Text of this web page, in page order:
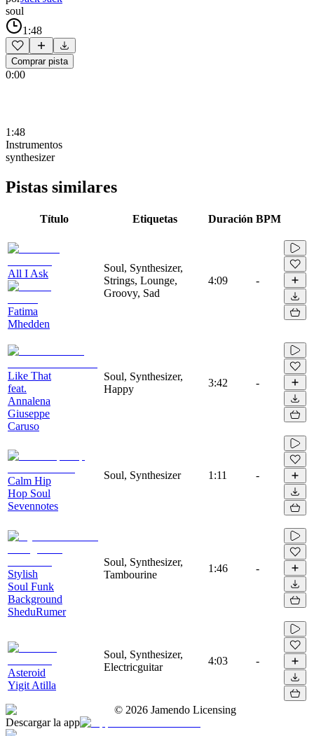
soul
1:48
Comprar pista
0:00
1:48
Instrumentos
synthesizer
Pistas similares
Título Etiquetas Duración BPM
All I Ask
Fatima
Mhedden
Soul, Synthesizer,
Strings, Lounge,
Groovy, Sad
4:09 -
Like That
feat.
Annalena
Giuseppe
Caruso
Soul, Synthesizer,
Happy
3:42 -
Calm Hip
Hop Soul
Sevennotes
Soul, Synthesizer 1:11 -
Stylish
Soul Funk
Background
SheduRumer
Soul, Synthesizer,
Tambourine
1:46 -
Asteroid
Yigit Atilla
Soul, Synthesizer,
Electricguitar
4:03 -
© 2026 Jamendo Licensing
Descargar la app